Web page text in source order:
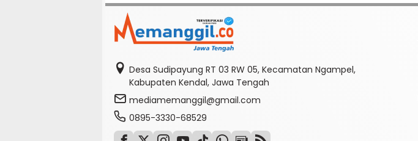
Desa Sudipayung RT 03 RW 05, Kecamatan Ngampel,
Kabupaten Kendal, Jawa Tengah
mediamemanggil@gmail.com
0895-3330-68529